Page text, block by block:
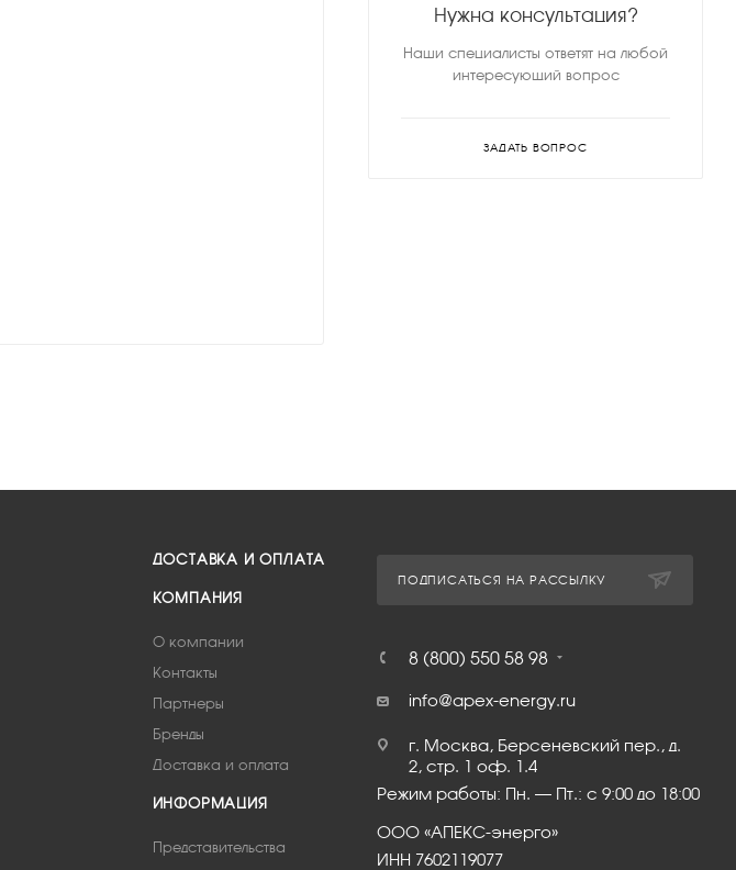
Нужна консультация?
Наши специалисты ответят на любой
интересующий вопрос
ЗАДАТЬ ВОПРОС
ДОСТАВКА И ОПЛАТА
КОМПАНИЯ
О компании
Контакты
Партнеры
Бренды
Доставка и оплата
ИНФОРМАЦИЯ
Представительства
ПОДПИСАТЬСЯ НА РАССЫЛКУ
8 (800) 550 58 98
info@apex-energy.ru
г. Москва, Берсеневский пер., д.
2, стр. 1 оф. 1.4
Режим работы: Пн. – Пт.: с 9:00 до 18:00
ООО «АПЕКС-энерго»
ИНН 7602119077